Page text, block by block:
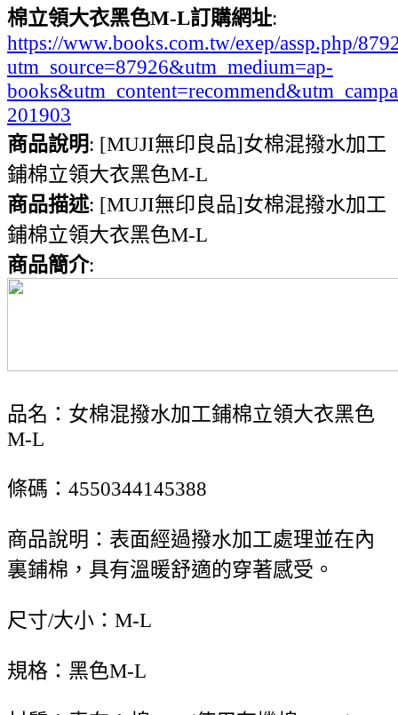
棉立領大衣黑色M-L訂購網址:
https://www.books.com.tw/exep/assp.php/
utm_source=87926&utm_medium=ap-
201903
商品說明: [MUJI無印良品]女棉混撥水加工
鋪棉立領大衣黑色M-L
商品描述: [MUJI無印良品]女棉混撥水加工
鋪棉立領大衣黑色M-L
商品簡介:
品名：女棉混撥水加工鋪棉立領大衣黑色
M-L
條碼：4550344145388
商品說明：表面經過撥水加工處理並在內
裏鋪棉，具有溫暖舒適的穿著感受。
尺寸/大小：M-L
規格：黑色M-L